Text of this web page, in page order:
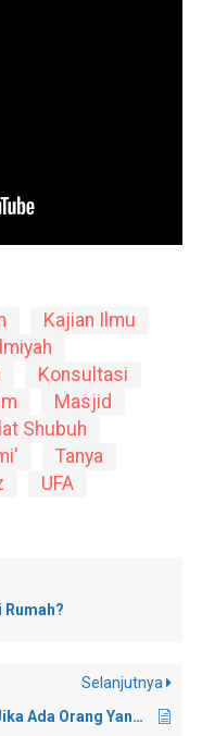
Kajian Ilmu
Konsultasi
Masjid
Shubuh
Tanya
UFA
Rumah?
Selanjutnya
Apakah Termasuk Kehendak Allah Jika Ada Orang Yang Tidak Mau Shalat?